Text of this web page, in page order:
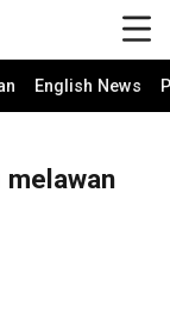
English News